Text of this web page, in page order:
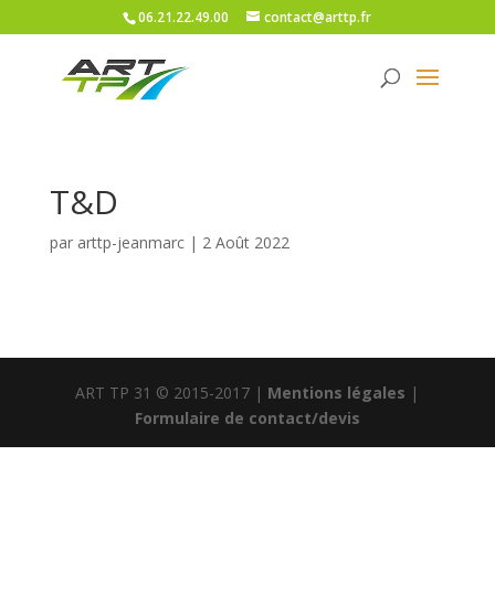
06.21.22.49.00 contact@arttp.fr
T&D
par arttp-jeanmarc| 2 Août 2022
ART TP 31 © 2015-2017 | Mentions légales |
Formulaire de contact/devis